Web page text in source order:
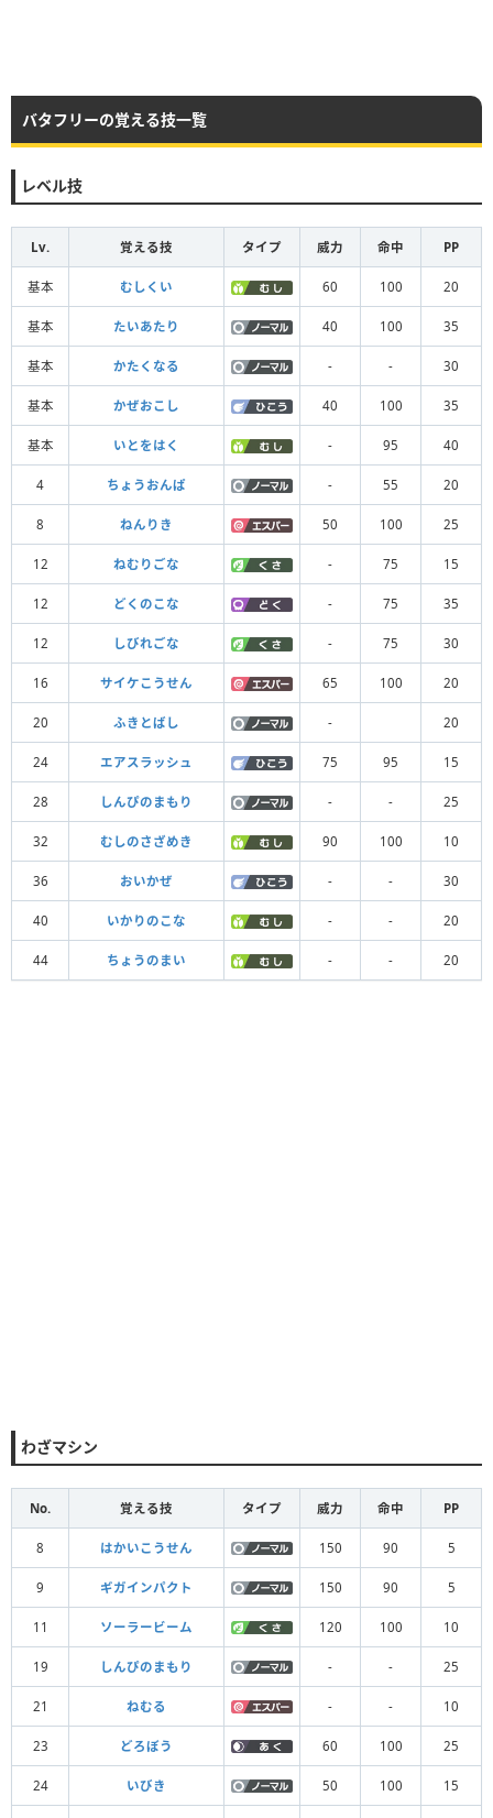
バタフリーの覚える技一覧
レベル技
Lv. 覚える技 タイプ 威力 命中 PP
基本 むしくい 60 100 20
基本 たいあたり 40 100 35
基本 かたくなる - - 30
基本 かぜおこし 40 100 35
基本 いとをはく - 95 40
4 ちょうおんぱ - 55 20
8 ねんりき 50 100 25
12 ねむりごな - 75 15
12 どくのこな - 75 35
12 しびれごな - 75 30
16 サイケこうせん 65 100 20
20 ふきとばし - 20
24 エアスラッシュ 75 95 15
28 しんぴのまもり - - 25
32 むしのさざめき 90 100 10
36 おいかぜ - - 30
40 いかりのこな - - 20
44 ちょうのまい - - 20
わざマシン
No. 覚える技 タイプ 威力 命中 PP
8 はかいこうせん 150 90 5
9 ギガインパクト 150 90 5
11 ソーラービーム 120 100 10
19 しんぴのまもり - - 25
21 ねむる - - 10
23 どろぼう 60 100 25
24 いびき 50 100 15